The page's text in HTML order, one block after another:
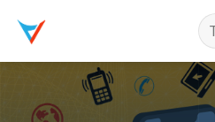
qua
nội